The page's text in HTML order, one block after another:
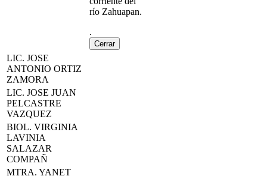
río Zahuapan.
.
Cerrar
LIC. JOSE
ANTONIO ORTIZ
ZAMORA
LIC. JOSE JUAN
PELCASTRE
VAZQUEZ
BIOL. VIRGINIA
LAVINIA
SALAZAR
COMPAÑ
MTRA. YANET